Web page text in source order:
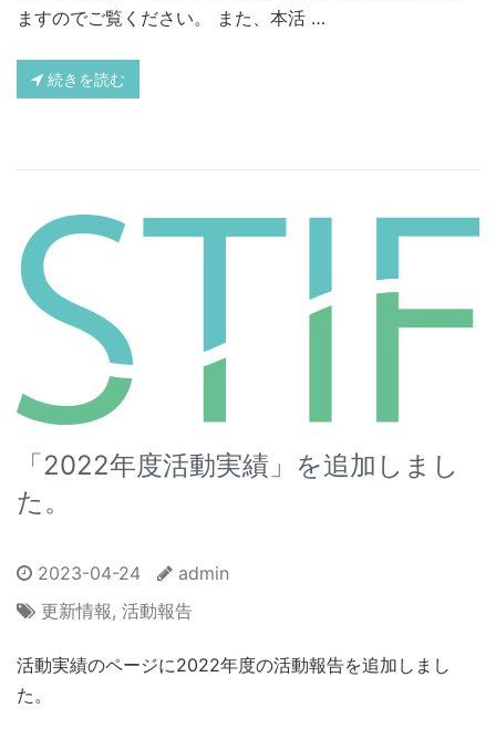
ますのでご覧ください。 また、本活 …
続きを読む
「2022年度活動実績」を追加しまし
た。
2023-04-24
admin
更新情報 , 活動報告
活動実績のページに2022年度の活動報告を追加しまし
た。